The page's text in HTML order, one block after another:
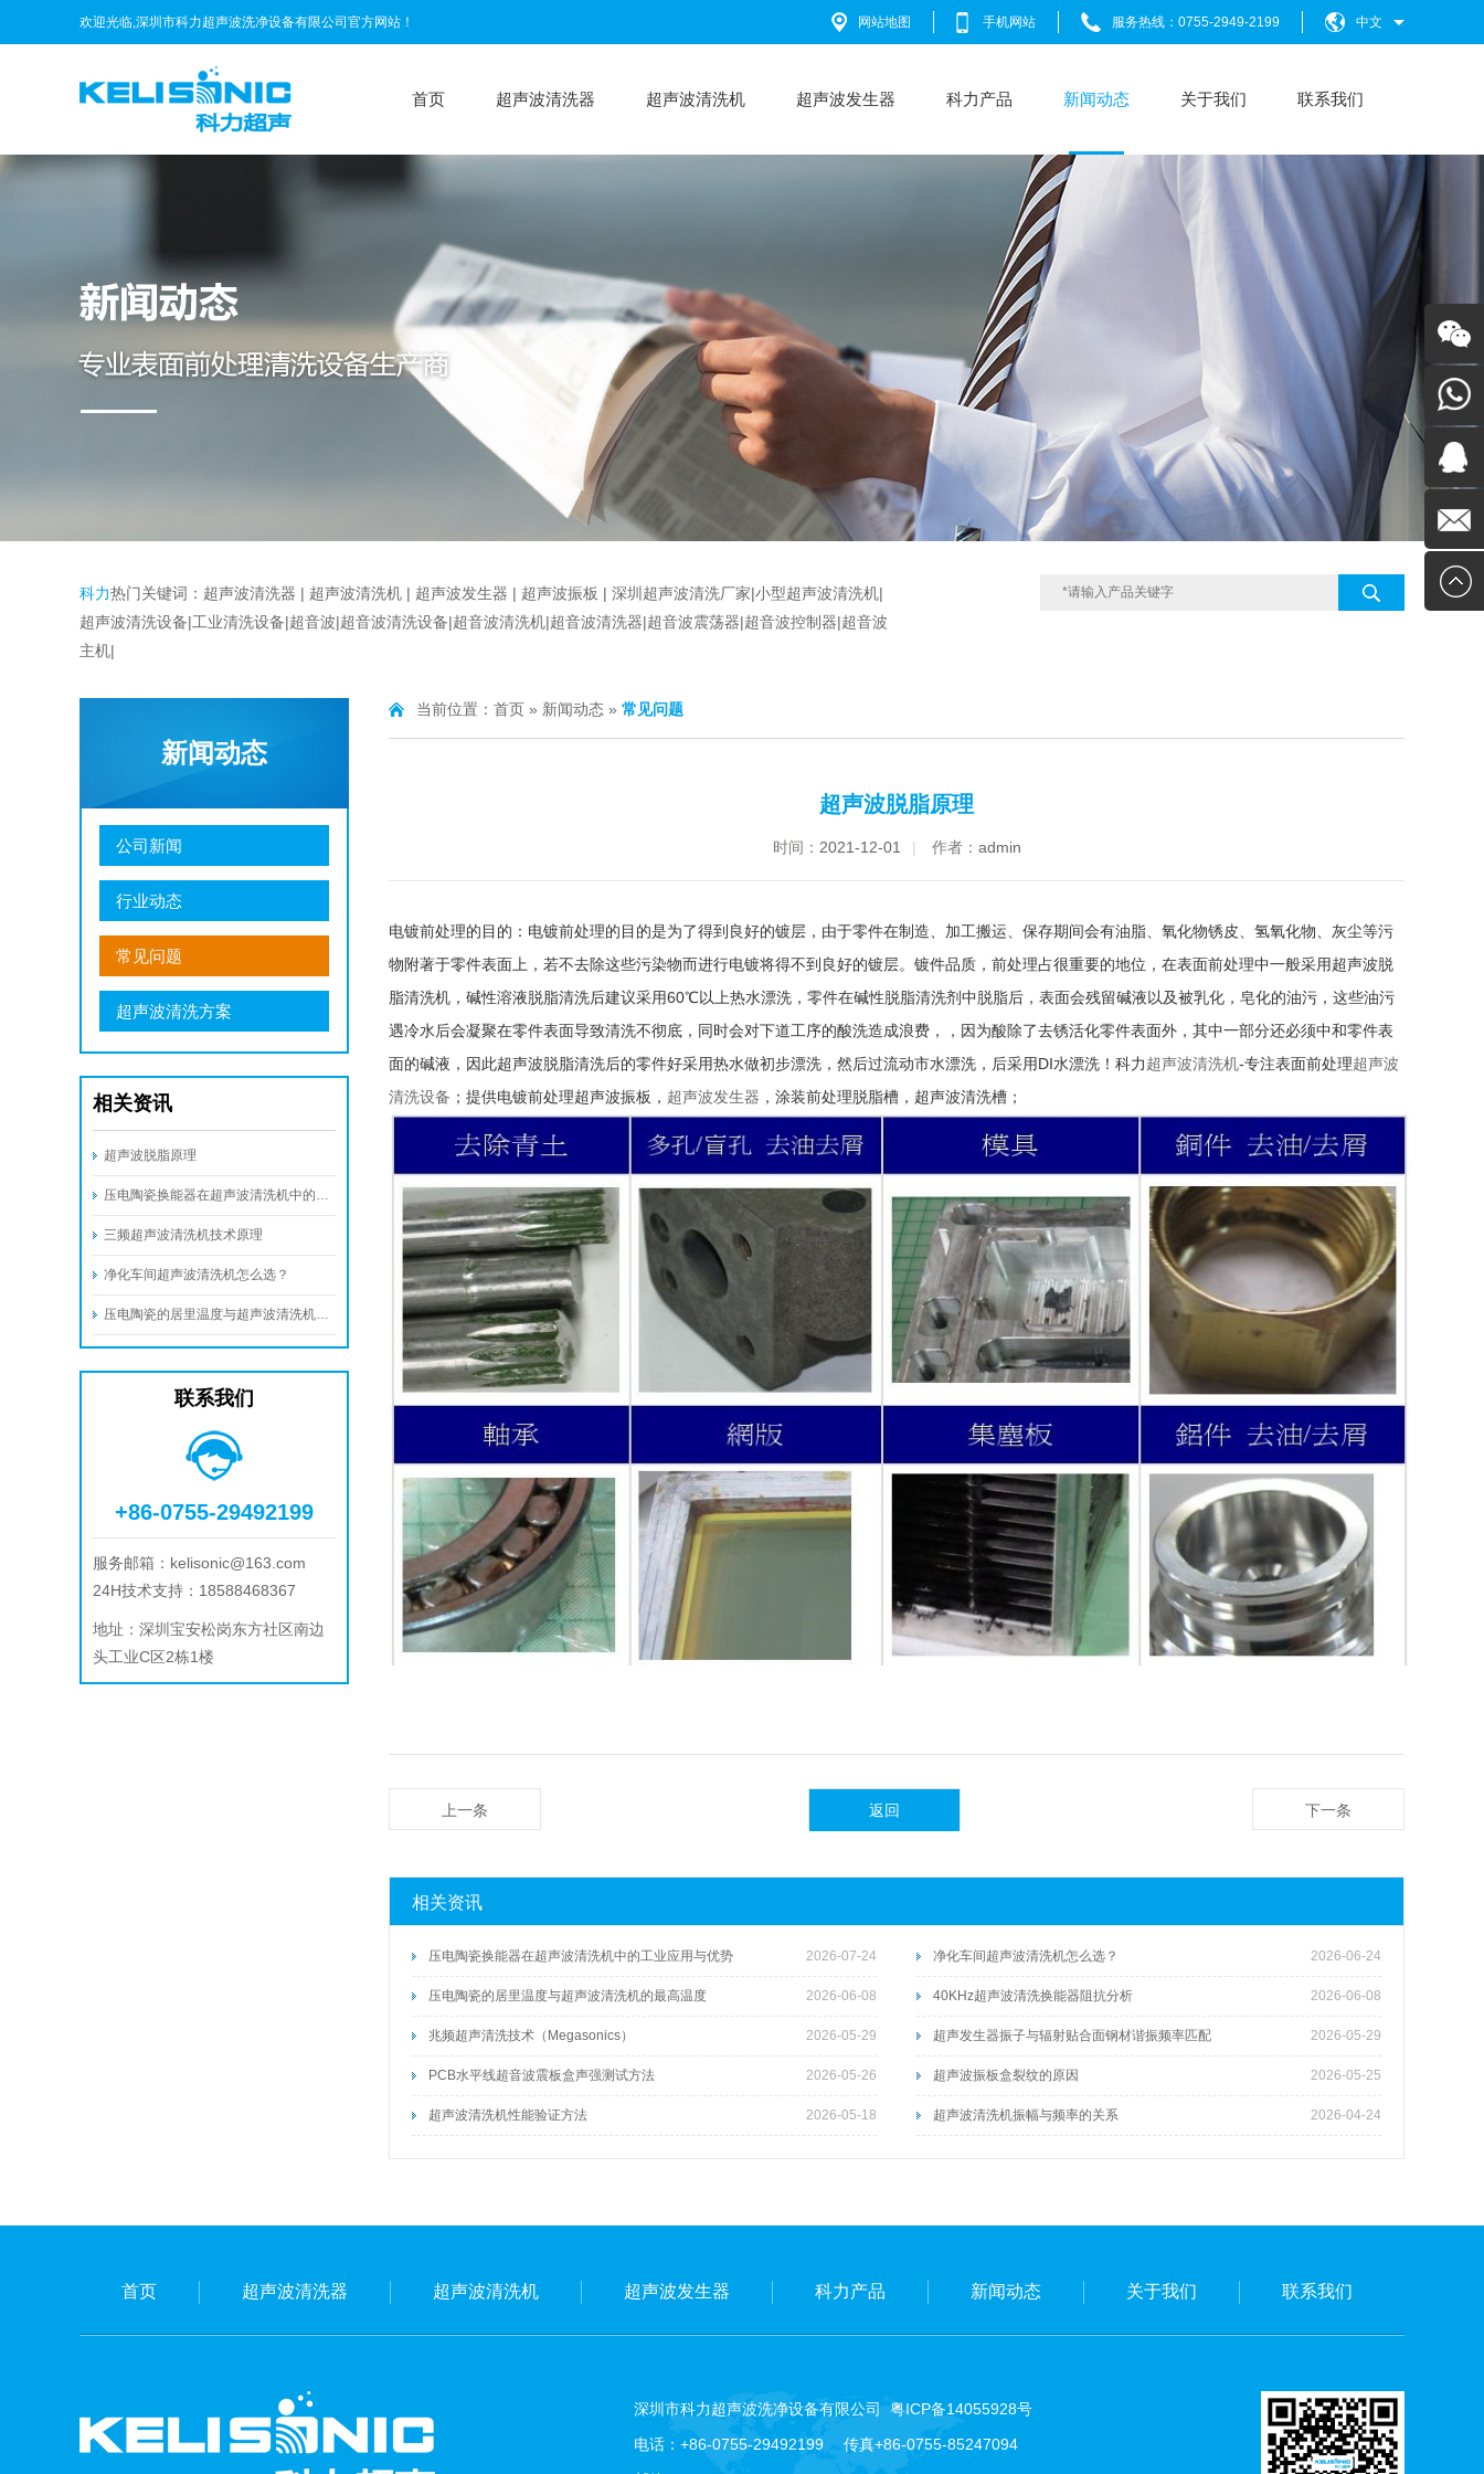
欢迎光临,深圳市科力超声波洗净设备有限公司官方网站！ 网站地图 手机网站 服务热线：0755-2949-2199 中文
首页 超声波清洗器 超声波清洗机 超声波发生器 科力产品 新闻动态 关于我们 联系我们
科力热门关键词： 超声波清洗器 | 超声波清洗机 | 超声波发生器 | 超声波振板 | 深圳超声波清洗厂家|小型超声波清洗机|
超声波清洗设备|工业清洗设备|超音波|超音波清洗设备|超音波清洗机|超音波清洗器|超音波震荡器|超音波控制器|超音波
主机|
新闻动态
公司新闻
行业动态
常见问题
超声波清洗方案
相关资讯
超声波脱脂原理
压电陶瓷换能器在超声波清洗机中的工业应用与优势
三频超声波清洗机技术原理
净化车间超声波清洗机怎么选？
压电陶瓷的居里温度与超声波清洗机的最高温度
联系我们
+86-0755-29492199
服务邮箱： kelisonic@163.com
24H技术支持：18588468367
地址： 深圳宝安松岗东方社区南边
头工业C区2栋1楼
当前位置： 首页 » 新闻动态 » 常见问题
超声波脱脂原理
时间： 2021-12-01 | 作者： admin
电镀前处理的目的：电镀前处理的目的是为了得到良好的镀层，由于零件在制造、加工搬运、保存期间会有油脂、氧化物锈皮、氢氧化物、灰尘等污
物附著于零件表面上，若不去除这些污染物而进行电镀将得不到良好的镀层。镀件品质，前处理占很重要的地位，在表面前处理中一般采用超声波脱
脂清洗机，碱性溶液脱脂清洗后建议采用60℃以上热水漂洗，零件在碱性脱脂清洗剂中脱脂后，表面会残留碱液以及被乳化，皂化的油污，这些油污
遇冷水后会凝聚在零件表面导致清洗不彻底，同时会对下道工序的酸洗造成浪费，，因为酸除了去锈活化零件表面外，其中一部分还必须中和零件表
面的碱液，因此超声波脱脂清洗后的零件好采用热水做初步漂洗，然后过流动市水漂洗，后采用DI水漂洗！科力超声波清洗机-专注表面前处理超声波
清洗设备 ；提供电镀前处理超声波振板， 超声波发生器 ，涂装前处理脱脂槽，超声波清洗槽；
上一条 返回 下一条
相关资讯
2026-07-24
压电陶瓷换能器在超声波清洗机中的工业应用与优势 2026-06-24
净化车间超声波清洗机怎么选？
2026-06-08
压电陶瓷的居里温度与超声波清洗机的最高温度 2026-06-08
40KHz超声波清洗换能器阻抗分析
2026-05-29
兆频超声清洗技术（Megasonics） 2026-05-29
超声发生器振子与辐射贴合面钢材谐振频率匹配
2026-05-26
PCB水平线超音波震板盒声强测试方法 2026-05-25
超声波振板盒裂纹的原因
2026-05-18
超声波清洗机性能验证方法 2026-04-24
超声波清洗机振幅与频率的关系
首页 超声波清洗器 超声波清洗机 超声波发生器 科力产品 新闻动态 关于我们 联系我们
深圳市科力超声波洗净设备有限公司粤ICP备14055928号
电话：+86-0755-29492199 传真+86-0755-85247094
关注我
+86-
0755-
在线客